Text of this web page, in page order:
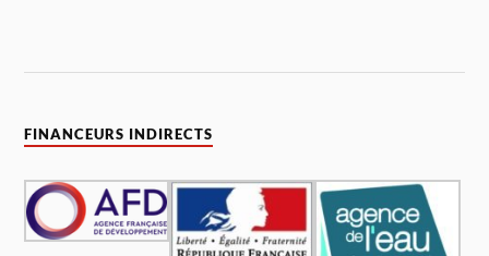
FINANCEURS INDIRECTS